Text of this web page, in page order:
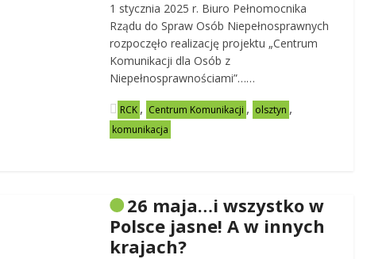
1 stycznia 2025 r. Biuro Pełnomocnika
Rządu do Spraw Osób Niepełnosprawnych
rozpoczęło realizację projektu „Centrum
Komunikacji dla Osób z
Niepełnosprawnościami”……
RCK , Centrum Komunikacji , olsztyn ,
komunikacja
26 maja…i wszystko w
Polsce jasne! A w innych
krajach?